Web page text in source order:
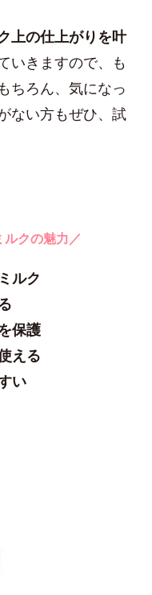
上の仕上がりを叶
いきますので、も
ちろん、気になっ
ない方もぜひ、試
クの魅力／
ルク
保護
える
い